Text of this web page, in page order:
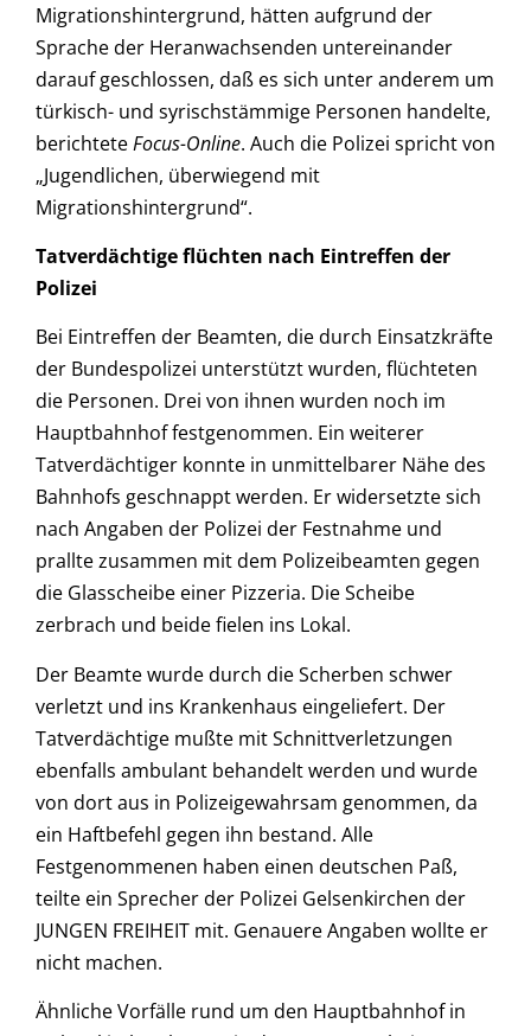
Migrationshintergrund, hätten aufgrund der
Sprache der Heranwachsenden untereinander
darauf geschlossen, daß es sich unter anderem um
türkisch- und syrischstämmige Personen handelte,
berichteteFocus-Online. Auch die Polizei spricht von
„Jugendlichen, überwiegend mit
Migrationshintergrund“.
Tatverdächtige flüchten nach Eintreffen der
Polizei
Bei Eintreffen der Beamten, die durch Einsatzkräfte
der Bundespolizei unterstützt wurden, flüchteten
die Personen. Drei von ihnen wurden noch im
Hauptbahnhof festgenommen. Ein weiterer
Tatverdächtiger konnte in unmittelbarer Nähe des
Bahnhofs geschnappt werden. Er widersetzte sich
nach Angaben der Polizei der Festnahme und
prallte zusammen mit dem Polizeibeamten gegen
die Glasscheibe einer Pizzeria. Die Scheibe
zerbrach und beide fielen ins Lokal.
Der Beamte wurde durch die Scherben schwer
verletzt und ins Krankenhaus eingeliefert. Der
Tatverdächtige mußte mit Schnittverletzungen
ebenfalls ambulant behandelt werden und wurde
von dort aus in Polizeigewahrsam genommen, da
ein Haftbefehl gegen ihn bestand. Alle
Festgenommenen haben einen deutschen Paß,
teilte ein Sprecher der Polizei Gelsenkirchen der
JUNGEN FREIHEIT mit. Genauere Angaben wollte er
nicht machen.
Ähnliche Vorfälle rund um den Hauptbahnhof in